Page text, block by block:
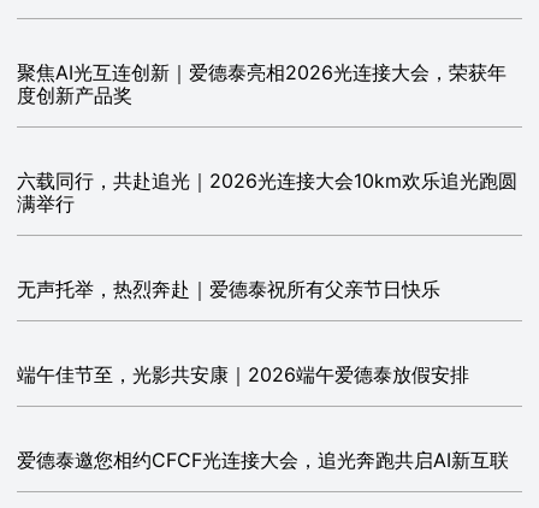
聚焦AI光互连创新｜爱德泰亮相2026光连接大会，荣获年
度创新产品奖
六载同行，共赴追光｜2026光连接大会10km欢乐追光跑圆
满举行
无声托举，热烈奔赴｜爱德泰祝所有父亲节日快乐
端午佳节至，光影共安康｜2026端午爱德泰放假安排
爱德泰邀您相约CFCF光连接大会，追光奔跑共启AI新互联